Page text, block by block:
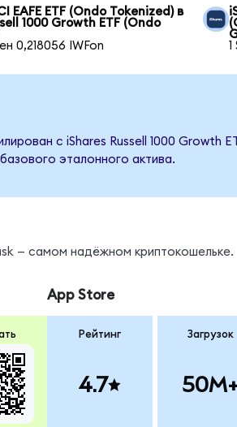
EAFE ETF (Ondo Tokenized) в
1000 Growth ETF (Ondo
0,218056 IWFon
с iShares Russell 1000 Growth
эталонного актива.
— самом надёжном криптокошельке.
App Store
Рейтинг
4.7
Загрузок